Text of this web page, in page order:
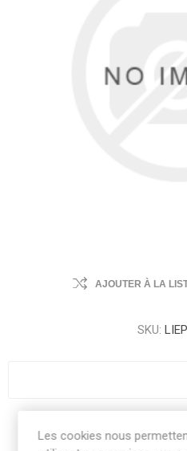
AJOUTER À LA
SKU:
Les cookies nous